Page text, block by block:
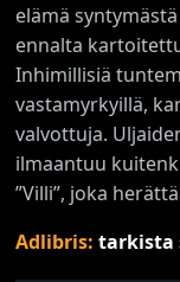
elämä
ennalta
Inhimillisiä
vastamyrkyillä,
valvottuja.
ilmaantuu
”Villi”, joka
Adlibris:tarkista